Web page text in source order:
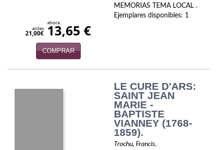
Cuentos y relatos
Deportes
MEMORIAS TEMA LOCAL .
Ejemplares disponibles: 1
antes
21,00€
ahora:
13,65 €
COMPRAR
LE CURE D'ARS:
SAINT JEAN
MARIE -
BAPTISTE
VIANNEY (1768-
1859).
Trochu, Francis.